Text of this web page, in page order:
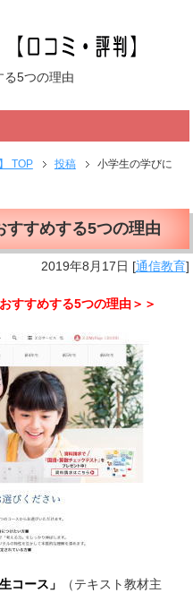
る5つの理由
TOP 投稿
小学生の学びに
すすめする5つの理由
2019年8月17日 [通信教育]
すすめする5つの理由＞＞
コース」
（テキスト教材主